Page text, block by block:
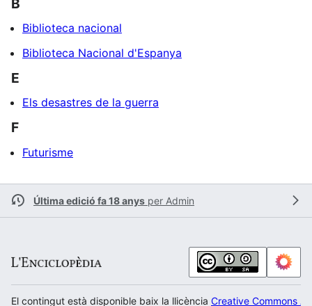
Biblioteca nacional
Biblioteca Nacional d'Espanya
E
Els desastres de la guerra
F
Futurisme
Última edició fa 18 anys per Admin
El contingut està disponible baix la llicència Creative Commons